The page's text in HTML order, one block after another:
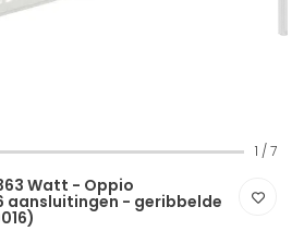
1 / 7
Watt - Oppio
aansluitingen - geribbelde